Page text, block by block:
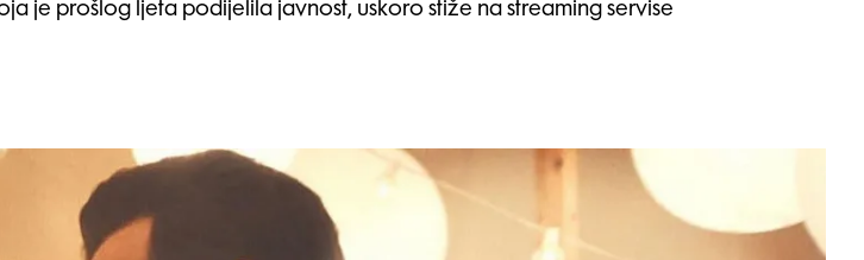
je prošlog ljeta podijelila javnost, uskoro stiže na streaming servise